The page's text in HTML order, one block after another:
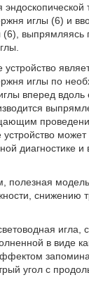
иглы (6) и
(6),
иглы по
вперед
проведение
диагностике
полезная модель
снижению
игла,
в виде
угол с